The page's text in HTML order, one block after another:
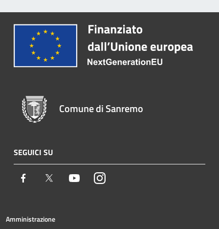
Comune di Sanremo
SEGUICI SU
Facebook Twitter YoutubeInstagram
Amministrazione